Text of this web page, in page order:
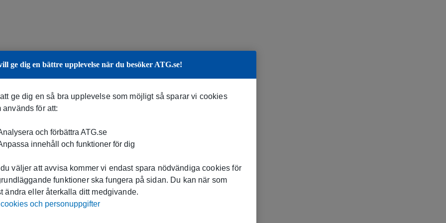
ge dig en bättre upplevelse när du besöker ATG.se!
ge dig en så bra upplevelse som möjligt så sparar vi cookies
används för att:
och förbättra ATG.se
innehåll och funktioner för dig
väljer att avvisa kommer vi endast spara nödvändiga cookies för
funktioner ska fungera på sidan. Du kan när som
ändra eller återkalla ditt medgivande.
och personuppgifter